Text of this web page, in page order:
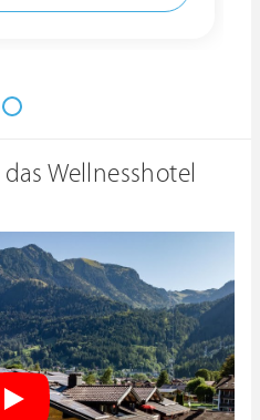
Wellnesshotel